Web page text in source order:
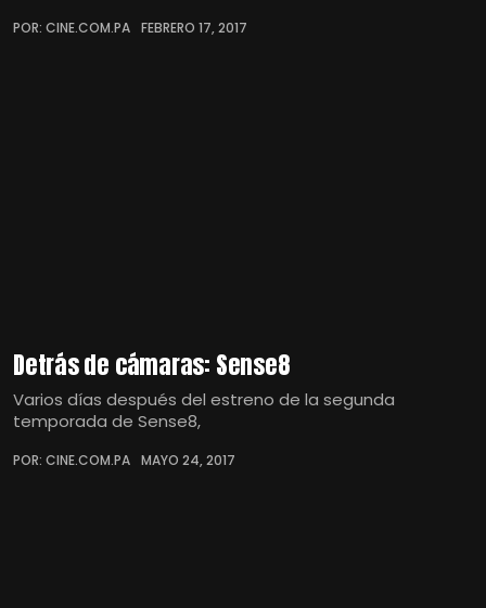
POR: CINE.COM.PA FEBRERO 17, 2017
Detrás de cámaras: Sense8
Varios días después del estreno de la segunda
temporada de Sense8,
POR: CINE.COM.PA MAYO 24, 2017